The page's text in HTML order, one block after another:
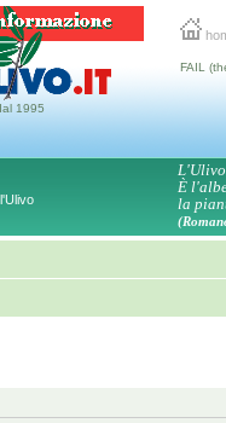
1995
FAIL
L'Ulivo
È
la